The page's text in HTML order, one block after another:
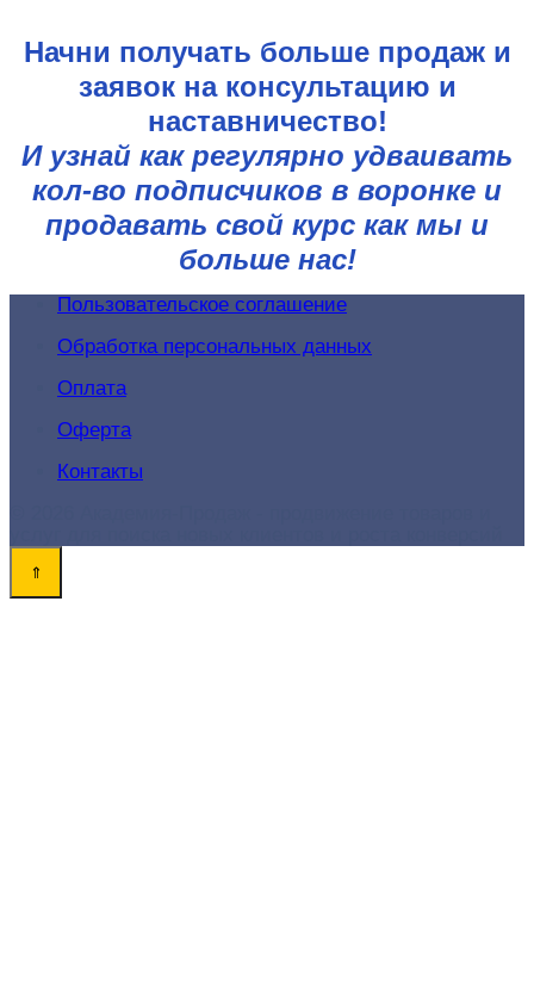
Начни получать больше продаж и
заявок на консультацию и
наставничество!
И узнай как регулярно удваивать
кол-во подписчиков в воронке и
продавать свой курс как мы и
больше нас!
Пользовательское соглашение
Обработка персональных данных
Оплата
Оферта
Контакты